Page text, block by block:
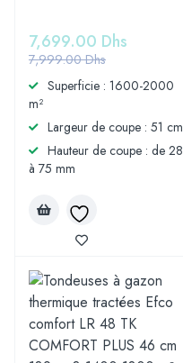
7,999.00Dhs
7,699.00 Dhs
Superficie : 1600-2000
m²
Largeur de coupe : 51 cm
Hauteur de coupe : de 28
à 75 mm